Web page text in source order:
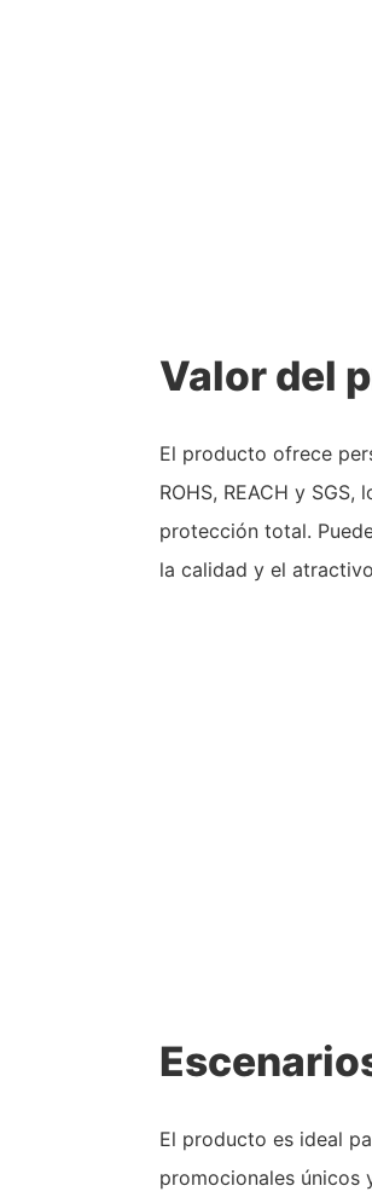
Valor del
El producto ofrece
ROHS, REACH y
protección total.
la calidad y el
El producto es ideal
promocionales únicos